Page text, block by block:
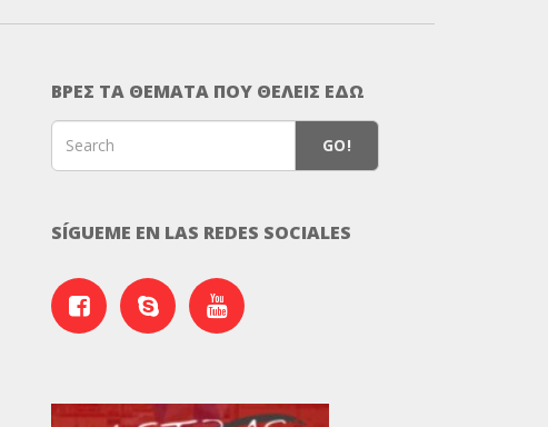
ΒΡΕΣ ΤΑ ΘΕΜΑΤΑ ΠΟΥ ΘΕΛΕΙΣ ΕΔΩ
GO!
SÍGUEME EN LAS REDES SOCIALES